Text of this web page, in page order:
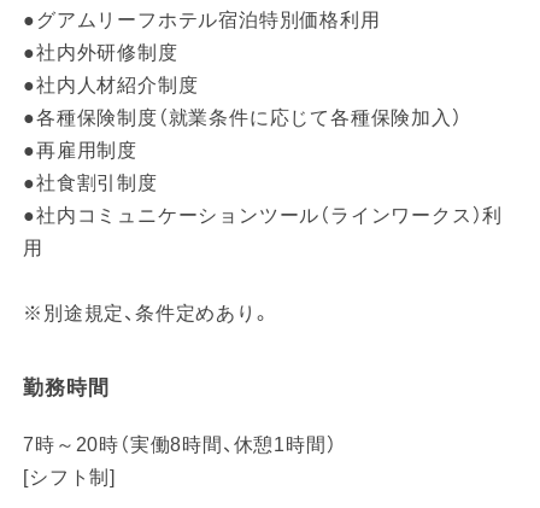
●グアムリーフホテル宿泊特別価格利用
●社内外研修制度
●社内人材紹介制度
●各種保険制度（就業条件に応じて各種保険加入）
●再雇用制度
●社食割引制度
●社内コミュニケーションツール（ラインワークス）利
用
※別途規定、条件定めあり。
勤務時間
7時～20時（実働8時間、休憩1時間）
[シフト制]